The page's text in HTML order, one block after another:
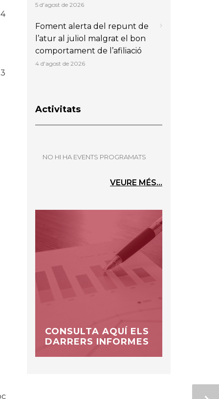
5 d'agost de 2026
Foment alerta del repunt de
l’atur al juliol malgrat el bon
comportament de l’afiliació
4 d'agost de 2026
Activitats
NO HI HA EVENTS PROGRAMATS
VEURE MÉS...
CONSULTA AQUÍ ELS
DARRERS INFORMES